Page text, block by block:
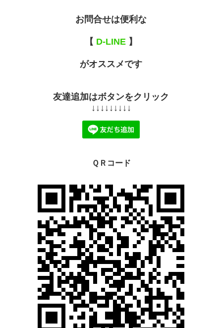
お問合せは便利な
【 D-LINE 】
がオススメです
友達追加はボタンをクリック
↓↓↓↓↓↓↓↓↓
ＱＲコード